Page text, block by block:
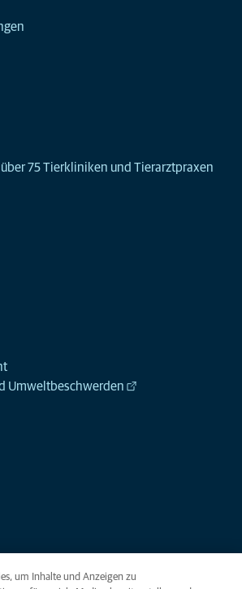
75 Tierkliniken und Tierarztpraxen
Umweltbeschwerden
verdient.
um Inhalte und Anzeigen zu